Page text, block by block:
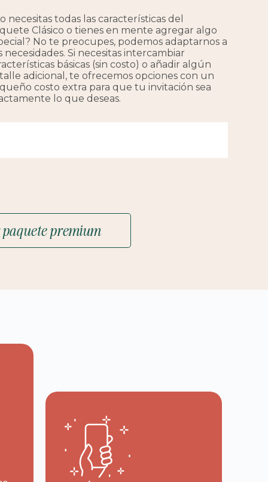
necesitas todas las características del
Clásico o tienes en mente agregar algo
No te preocupes, podemos adaptarnos a
necesidades. Si necesitas intercambiar
básicas (sin costo) o añadir algún
adicional, te ofrecemos opciones con un
costo extra para que tu invitación sea
lo que deseas.
paquete premium